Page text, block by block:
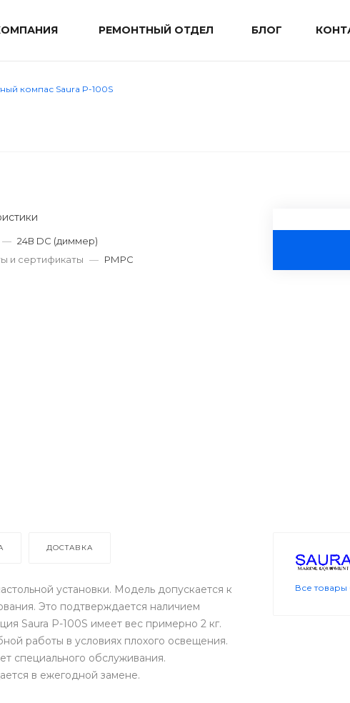
РЕМОНТНЫЙ ОТДЕЛ БЛОГ
компас Saura P-100S
— 24В DC (диммер)
и сертификаты — РМРС
ДОСТАВКА
установки. Модель допускается к
Это подтверждается наличием
Saura P-100S имеет вес примерно 2 кг.
работы в условиях плохого освещения.
специального обслуживания.
в ежегодной замене.
Все товары